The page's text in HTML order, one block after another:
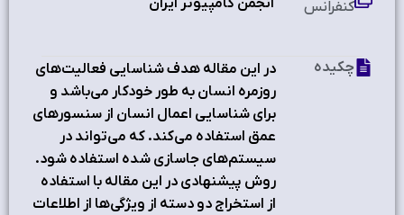
کنفرانس
در این مقاله هدف شناسایی فعالیت‌های
روزمره انسان به طور خودکار می‌باشد و
برای شناسایی اعمال انسان از سنسورهای
عمق استفاده می‌کند. که می‌تواند در
سیستم‌های جاسازی شده استفاده شود.
روش پیشنهادی در این مقاله با استفاده
از استخراج دو دسته از ویژگی‌ها از اطلاعات
چکیده